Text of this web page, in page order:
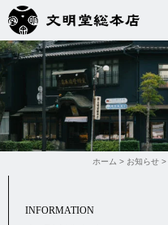
ホーム > お知らせ >
INFORMATION